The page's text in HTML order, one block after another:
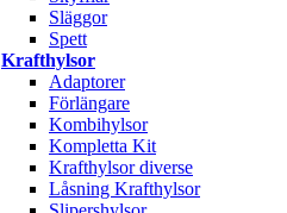
Släggor
Spett
Krafthylsor
Adaptorer
Förlängare
Kombihylsor
Kompletta Kit
Krafthylsor diverse
Låsning Krafthylsor